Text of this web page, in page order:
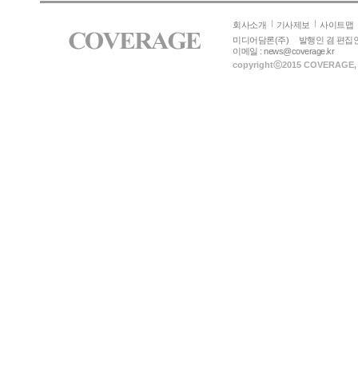
회사소개 기사제보
사이트맵
미디어담론(주)
발행인 겸 편집
이메일 :news@coverage.kr
copyrightⓒ2015 COVERAGE